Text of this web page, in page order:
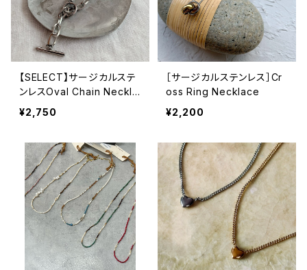
【SELECT】サージカルステ
ンレスOval Chain Neckla
ce
¥2,750
［サージカルステンレス］Cr
oss Ring Necklace
¥2,200